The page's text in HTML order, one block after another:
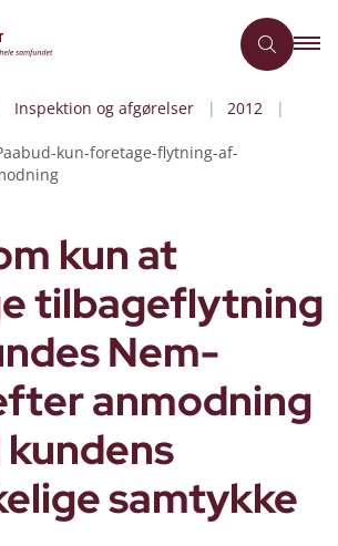
Inspektion og afgørelser
2012
kun-foretage-flytning-af-
kun at
tilbageflytning
Nem-
anmodning
samtykke